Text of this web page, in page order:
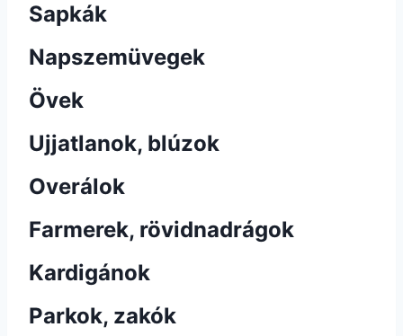
Sapkák
Napszemüvegek
Övek
Ujjatlanok, blúzok
Overálok
Farmerek, rövidnadrágok
Kardigánok
Parkok, zakók